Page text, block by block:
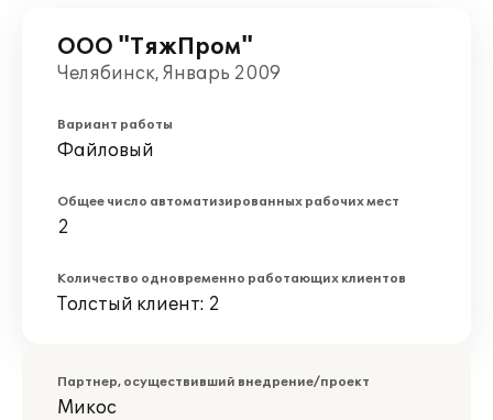
ООО "ТяжПром"
Челябинск, Январь 2009
Вариант работы
Файловый
Общее число автоматизированных рабочих мест
2
Количество одновременно работающих клиентов
Толстый клиент: 2
Партнер, осуществивший внедрение/проект
Микос